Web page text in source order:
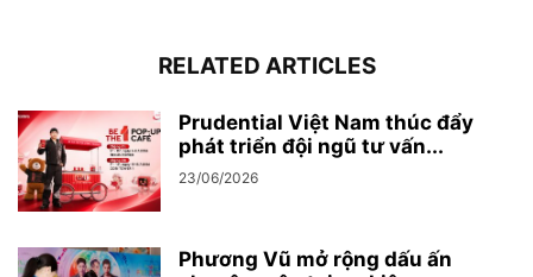
RELATED ARTICLES
Prudential Việt Nam thúc đẩy
phát triển đội ngũ tư vấn...
23/06/2026
Phương Vũ mở rộng dấu ấn